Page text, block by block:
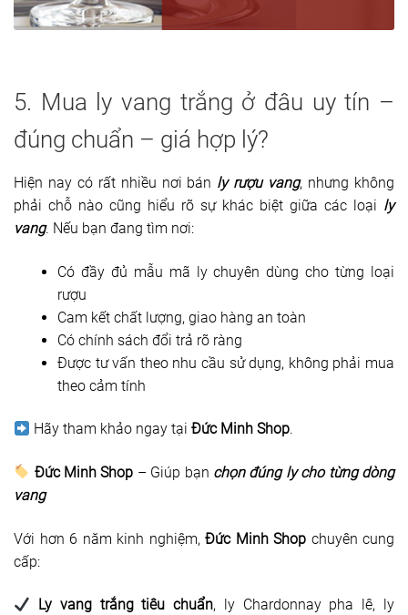
5. Mua ly vang trắng ở đâu uy tín –
đúng chuẩn – giá hợp lý?
Hiện nay có rất nhiều nơi bán ly rượu vang, nhưng không
phải chỗ nào cũng hiểu rõ sự khác biệt giữa các loại ly
vang. Nếu bạn đang tìm nơi:
Có đầy đủ mẫu mã ly chuyên dùng cho từng loại
rượu
Cam kết chất lượng, giao hàng an toàn
Có chính sách đổi trả rõ ràng
Được tư vấn theo nhu cầu sử dụng, không phải mua
theo cảm tính
Hãy tham khảo ngay tạiĐức Minh Shop.
Đức Minh Shop – Giúp bạn chọn đúng ly cho từng dòng
vang
Với hơn 6 năm kinh nghiệm, Đức Minh Shop chuyên cung
cấp:
Ly vang trắng tiêu chuẩn, ly Chardonnay pha lê, ly